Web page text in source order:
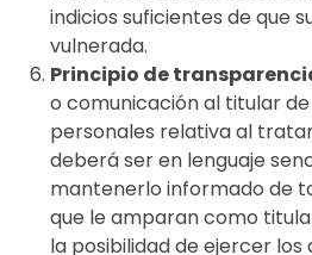
indicios suficientes de que
vulnerada.
Principio de
o comunicación al titular
personales relativa al
deberá ser en lenguaje
mantenerlo informado de
que le amparan como
la posibilidad de ejercer los